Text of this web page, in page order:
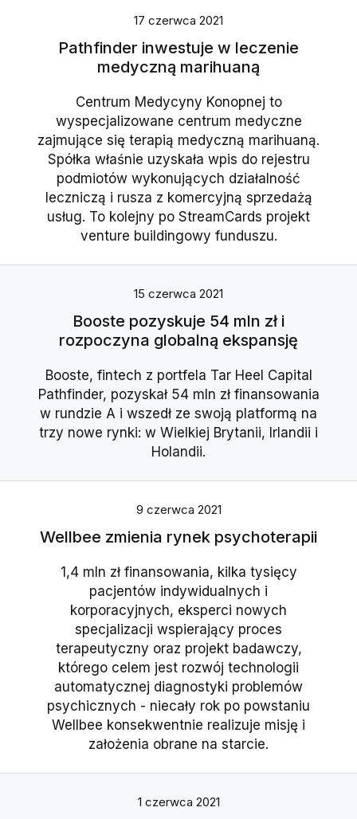
17 czerwca 2021
Pathfinder inwestuje w leczenie
medyczną marihuaną
Centrum Medycyny Konopnej to
wyspecjalizowane centrum medyczne
zajmujące się terapią medyczną marihuaną.
Spółka właśnie uzyskała wpis do rejestru
podmiotów wykonujących działalność
leczniczą i rusza z komercyjną sprzedażą
usług. To kolejny po StreamCards projekt
venture buildingowy funduszu.
15 czerwca 2021
Booste pozyskuje 54 mln zł i
rozpoczyna globalną ekspansję
Booste, fintech z portfela Tar Heel Capital
Pathfinder, pozyskał 54 mln zł finansowania
w rundzie A i wszedł ze swoją platformą na
trzy nowe rynki: w Wielkiej Brytanii, Irlandii i
Holandii.
9 czerwca 2021
Wellbee zmienia rynek psychoterapii
1,4 mln zł finansowania, kilka tysięcy
pacjentów indywidualnych i
korporacyjnych, eksperci nowych
specjalizacji wspierający proces
terapeutyczny oraz projekt badawczy,
którego celem jest rozwój technologii
automatycznej diagnostyki problemów
psychicznych - niecały rok po powstaniu
Wellbee konsekwentnie realizuje misję i
założenia obrane na starcie.
1 czerwca 2021